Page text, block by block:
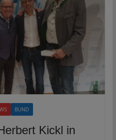
BUND
Kickl in